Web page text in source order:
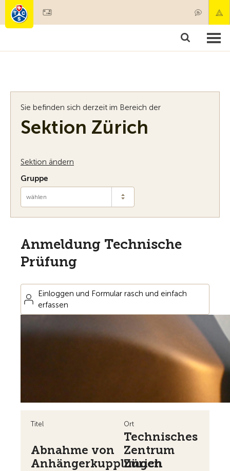
Sie befinden sich derzeit im Bereich der
Sektion Zürich
Sektion ändern
Gruppe
wählen
Anmeldung Technische
Prüfung
Einloggen und Formular rasch und einfach
erfassen
Titel Ort
Abnahme von
Anhängerkupplungen
Technisches
Zentrum
Zürich